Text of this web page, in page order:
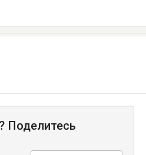
Поделитесь